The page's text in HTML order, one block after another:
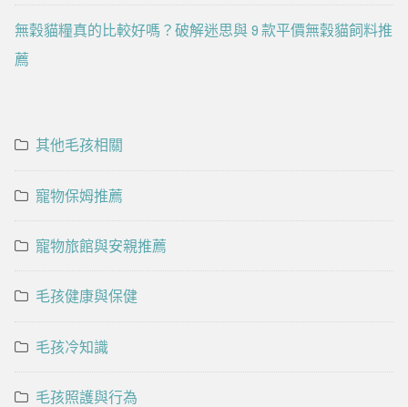
無穀貓糧真的比較好嗎？破解迷思與 9 款平價無穀貓飼料推
薦
其他毛孩相關
寵物保姆推薦
寵物旅館與安親推薦
毛孩健康與保健
毛孩冷知識
毛孩照護與行為